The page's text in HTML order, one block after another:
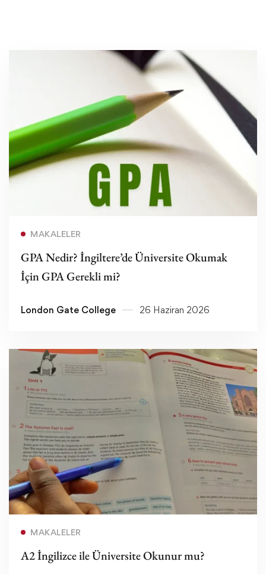
MAKALELER
GPA Nedir? İngiltere’de Üniversite Okumak
İçin GPA Gerekli mi?
London Gate College 26 Haziran 2026
MAKALELER
A2 İngilizce ile Üniversite Okunur mu?